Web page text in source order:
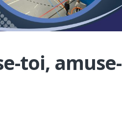
toi, amuse-